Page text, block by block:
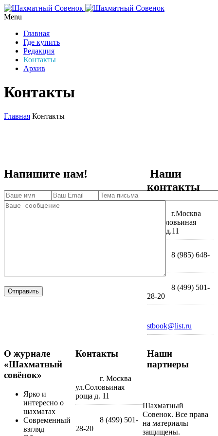
Menu
Главная
Где купить
Редакция
Контакты
Архив
Контакты
Главная Контакты
Напишите нам!
Наши
контакты
г.Москва
ул.Соловьиная
роща д.11
8 (985) 648-
8 (499) 501-
28-20
stbook@list.ru
О журнале
«Шахматный
совёнок»
Ярко и
интересно о
шахматах
Современный
взгляд
Контакты
г. Москва
ул.Соловьиная
роща д. 11
8 (499) 501-
28-20
Наши
партнеры
Шахматный
Совенок. Все права
на материалы
защищены.